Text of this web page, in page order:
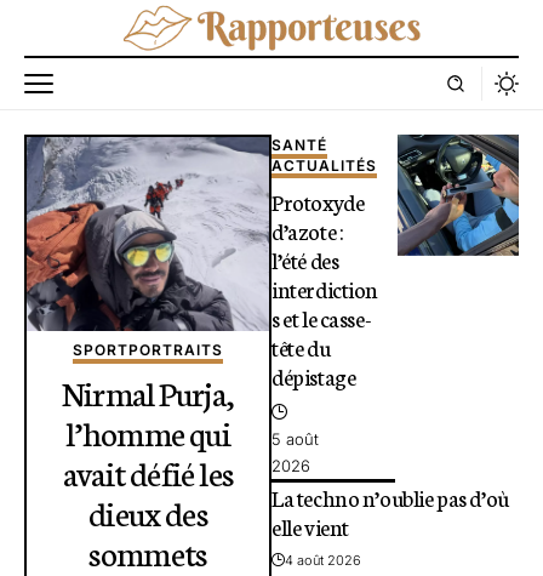
SPORTPORTRAITS
Nirmal Purja,
l’homme qui
avait défié les
dieux des
sommets
SANTÉ
ACTUALITÉS
Protoxyde
d’azote :
l’été des
interdiction
s et le casse-
tête du
dépistage
5 août
2026
La techno n’oublie pas d’où
elle vient
4 août 2026